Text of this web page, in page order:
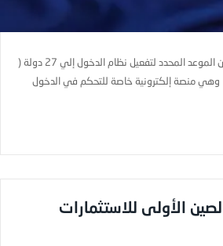
رسمياً اعلن الاتحاد الأوروبي عن الموعد المحدد لتفعيل نظام الدخول إلي 27 دولة (
تأشيرة شنغن) عبر تطبيق ESS وهي منصة إلكترونية خاصة للتحكم في الدخول
الأولى للاستثمارات